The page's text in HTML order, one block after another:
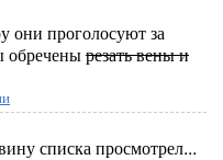
они проголосуют за
обреченырезать вены и
списка просмотрел...